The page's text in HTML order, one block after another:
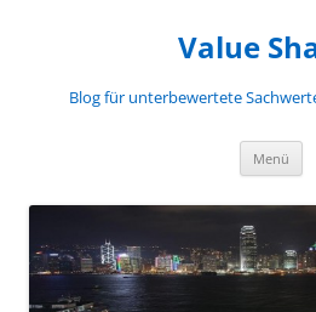
Value
Blog für unterbewertete
Menü